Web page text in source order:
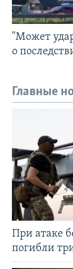
"Может
о
Главные
При атаке
погибли